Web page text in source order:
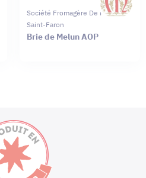
Société Fromagère De Meaux
Saint-Faron
Brie de Melun AOP